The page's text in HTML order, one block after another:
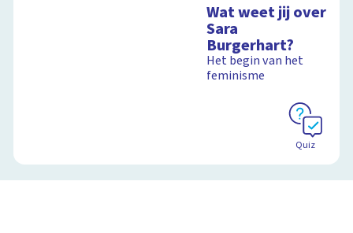
Wat weet jij over
Sara
Burgerhart?
Het begin van het
feminisme
Quiz